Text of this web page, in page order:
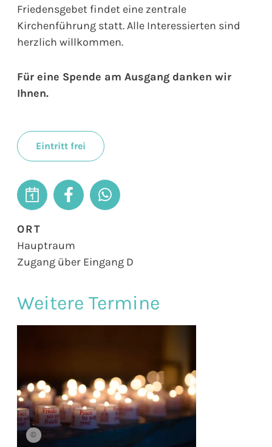
Friedensgebet findet eine zentrale
Kirchenführung statt. Alle Interessierten sind
herzlich willkommen.
Für eine Spende am Ausgang danken wir
Ihnen.
Eintritt frei
ORT
Hauptraum
Zugang über Eingang D
Weitere Termine
©